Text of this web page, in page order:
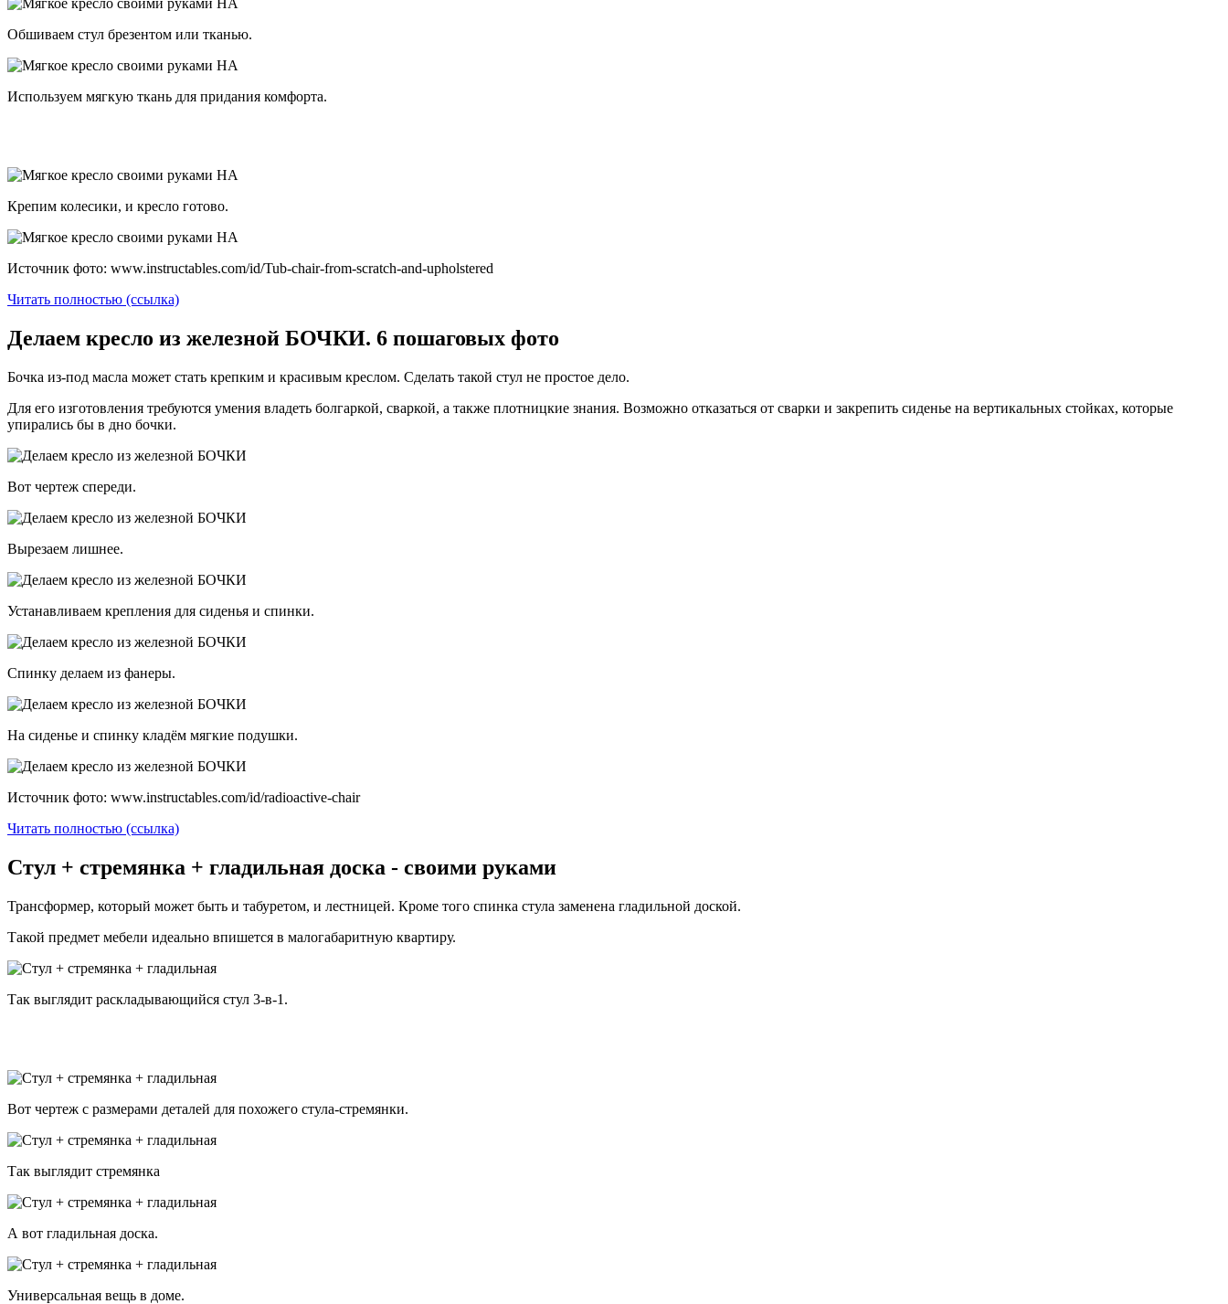
Обшиваем стул брезентом или тканью.
Используем мягкую ткань для придания комфорта.
Крепим колесики, и кресло готово.
Источник фото: www.instructables.com/id/Tub-chair-from-scratch-and-upholstered
Читать полностью (ссылка)
Делаем кресло из железной БОЧКИ. 6 пошаговых фото
Бочка из-под масла может стать крепким и красивым креслом. Сделать такой стул не простое дело.
Для его изготовления требуются умения владеть болгаркой, сваркой, а также плотницкие знания. Возможно отказаться от сварки и закрепить сиденье на вертикальных стойках, которые
упирались бы в дно бочки.
Вот чертеж спереди.
Вырезаем лишнее.
Устанавливаем крепления для сиденья и спинки.
Спинку делаем из фанеры.
На сиденье и спинку кладём мягкие подушки.
Источник фото: www.instructables.com/id/radioactive-chair
Читать полностью (ссылка)
Стул + стремянка + гладильная доска - своими руками
Трансформер, который может быть и табуретом, и лестницей. Кроме того спинка стула заменена гладильной доской.
Такой предмет мебели идеально впишется в малогабаритную квартиру.
Так выглядит раскладывающийся стул 3-в-1.
Вот чертеж с размерами деталей для похожего стула-стремянки.
Так выглядит стремянка
А вот гладильная доска.
Универсальная вещь в доме.